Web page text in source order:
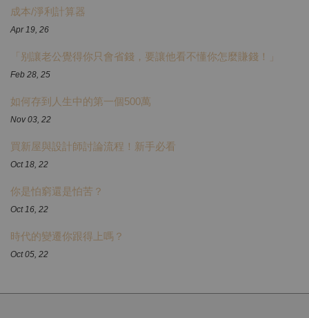
成本/淨利計算器
Apr 19, 26
「别讓老公覺得你只會省錢，要讓他看不懂你怎麼賺錢！」
Feb 28, 25
如何存到人生中的第一個500萬
Nov 03, 22
買新屋與設計師討論流程！新手必看
Oct 18, 22
你是怕窮還是怕苦？
Oct 16, 22
時代的變遷你跟得上嗎？
Oct 05, 22